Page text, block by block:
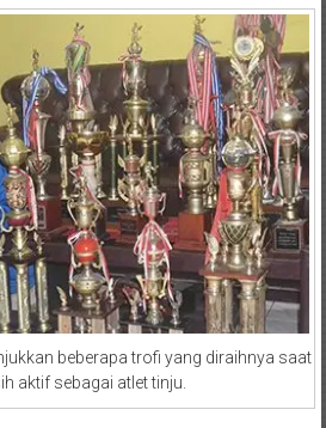
beberapa trofi yang diraihnya saat
aktif sebagai atlet tinju.